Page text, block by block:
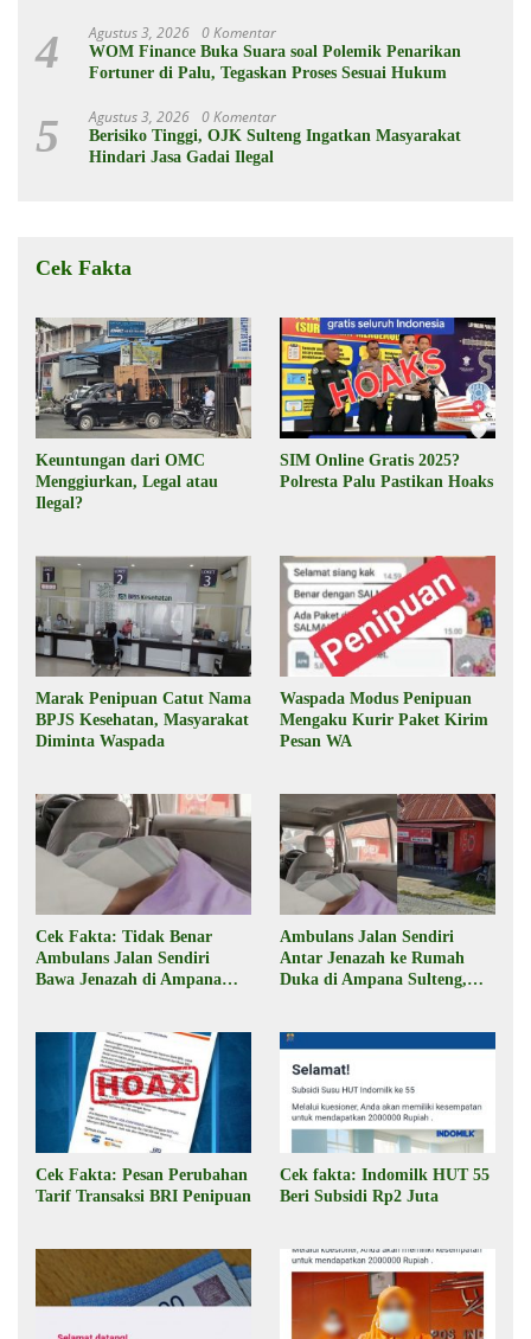
4 Agustus 3, 2026 0 Komentar
WOM Finance Buka Suara soal Polemik Penarikan
Fortuner di Palu, Tegaskan Proses Sesuai Hukum
5 Agustus 3, 2026 0 Komentar
Berisiko Tinggi, OJK Sulteng Ingatkan Masyarakat
Hindari Jasa Gadai Ilegal
Cek Fakta
Keuntungan dari OMC
Menggiurkan, Legal atau
Ilegal?
SIM Online Gratis 2025?
Polresta Palu Pastikan Hoaks
Marak Penipuan Catut Nama
BPJS Kesehatan, Masyarakat
Diminta Waspada
Waspada Modus Penipuan
Mengaku Kurir Paket Kirim
Pesan WA
Cek Fakta: Tidak Benar
Ambulans Jalan Sendiri
Bawa Jenazah di Ampana
Ambulans Jalan Sendiri
Antar Jenazah ke Rumah
Duka di Ampana Sulteng,
Cek Fakta: Pesan Perubahan
Tarif Transaksi BRI Penipuan
Cek fakta: Indomilk HUT 55
Beri Subsidi Rp2 Juta